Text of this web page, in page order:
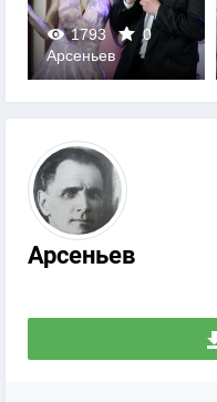
1793
0
0
Арсеньев
Арсеньев